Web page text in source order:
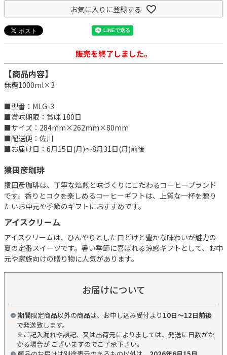
お気に入りに登録する
販売を終了しました。
【商品内容】
無糖1000ml×3
■型番：MLG-3
■賞味期限：賞味 180日
■サイズ：284mm×262mm×80mm
■配送便：佐川
■お届け日：6月15日(月)～8月31日(月)前後
猿田彦珈琲
猿田彦珈琲は、丁寧な焙煎と味づくりにこだわるコーヒーブランド
です。香りとコクを楽しめるコーヒーギフトは、上質な一杯を贈り
たいお中元や季節のギフトにおすすめです。
アイスクリーム
アイスクリームは、ひんやりとした口どけと豊かな味わいが魅力の
夏の定番スイーツです。暑い季節に喜ばれる涼感ギフトとして、お中
元や家族向けの贈り物に人気があります。
お届けについて
期間限定商品以外の商品は、お申し込み受付より 10日～12日前後
で発送致します。
※ご記入漏れや誤記、又は出荷元によりましては、発送に日数がか
かる場合が ございますのでご了承下さい。